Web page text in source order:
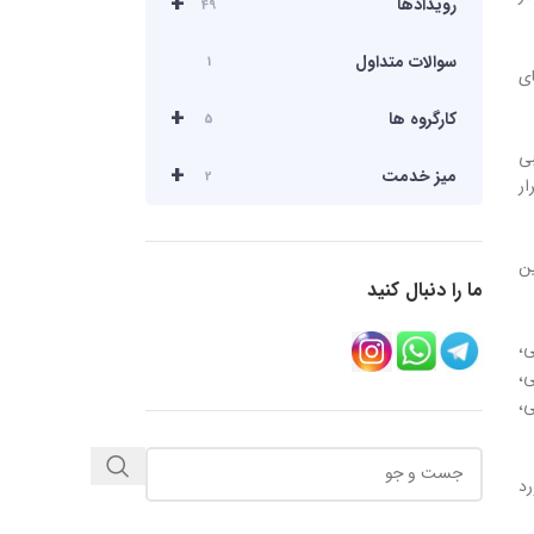
49
سوالات متداول 1
+ کارگروه ها 5
+ میز خدمت 2
ما را دنبال کنید